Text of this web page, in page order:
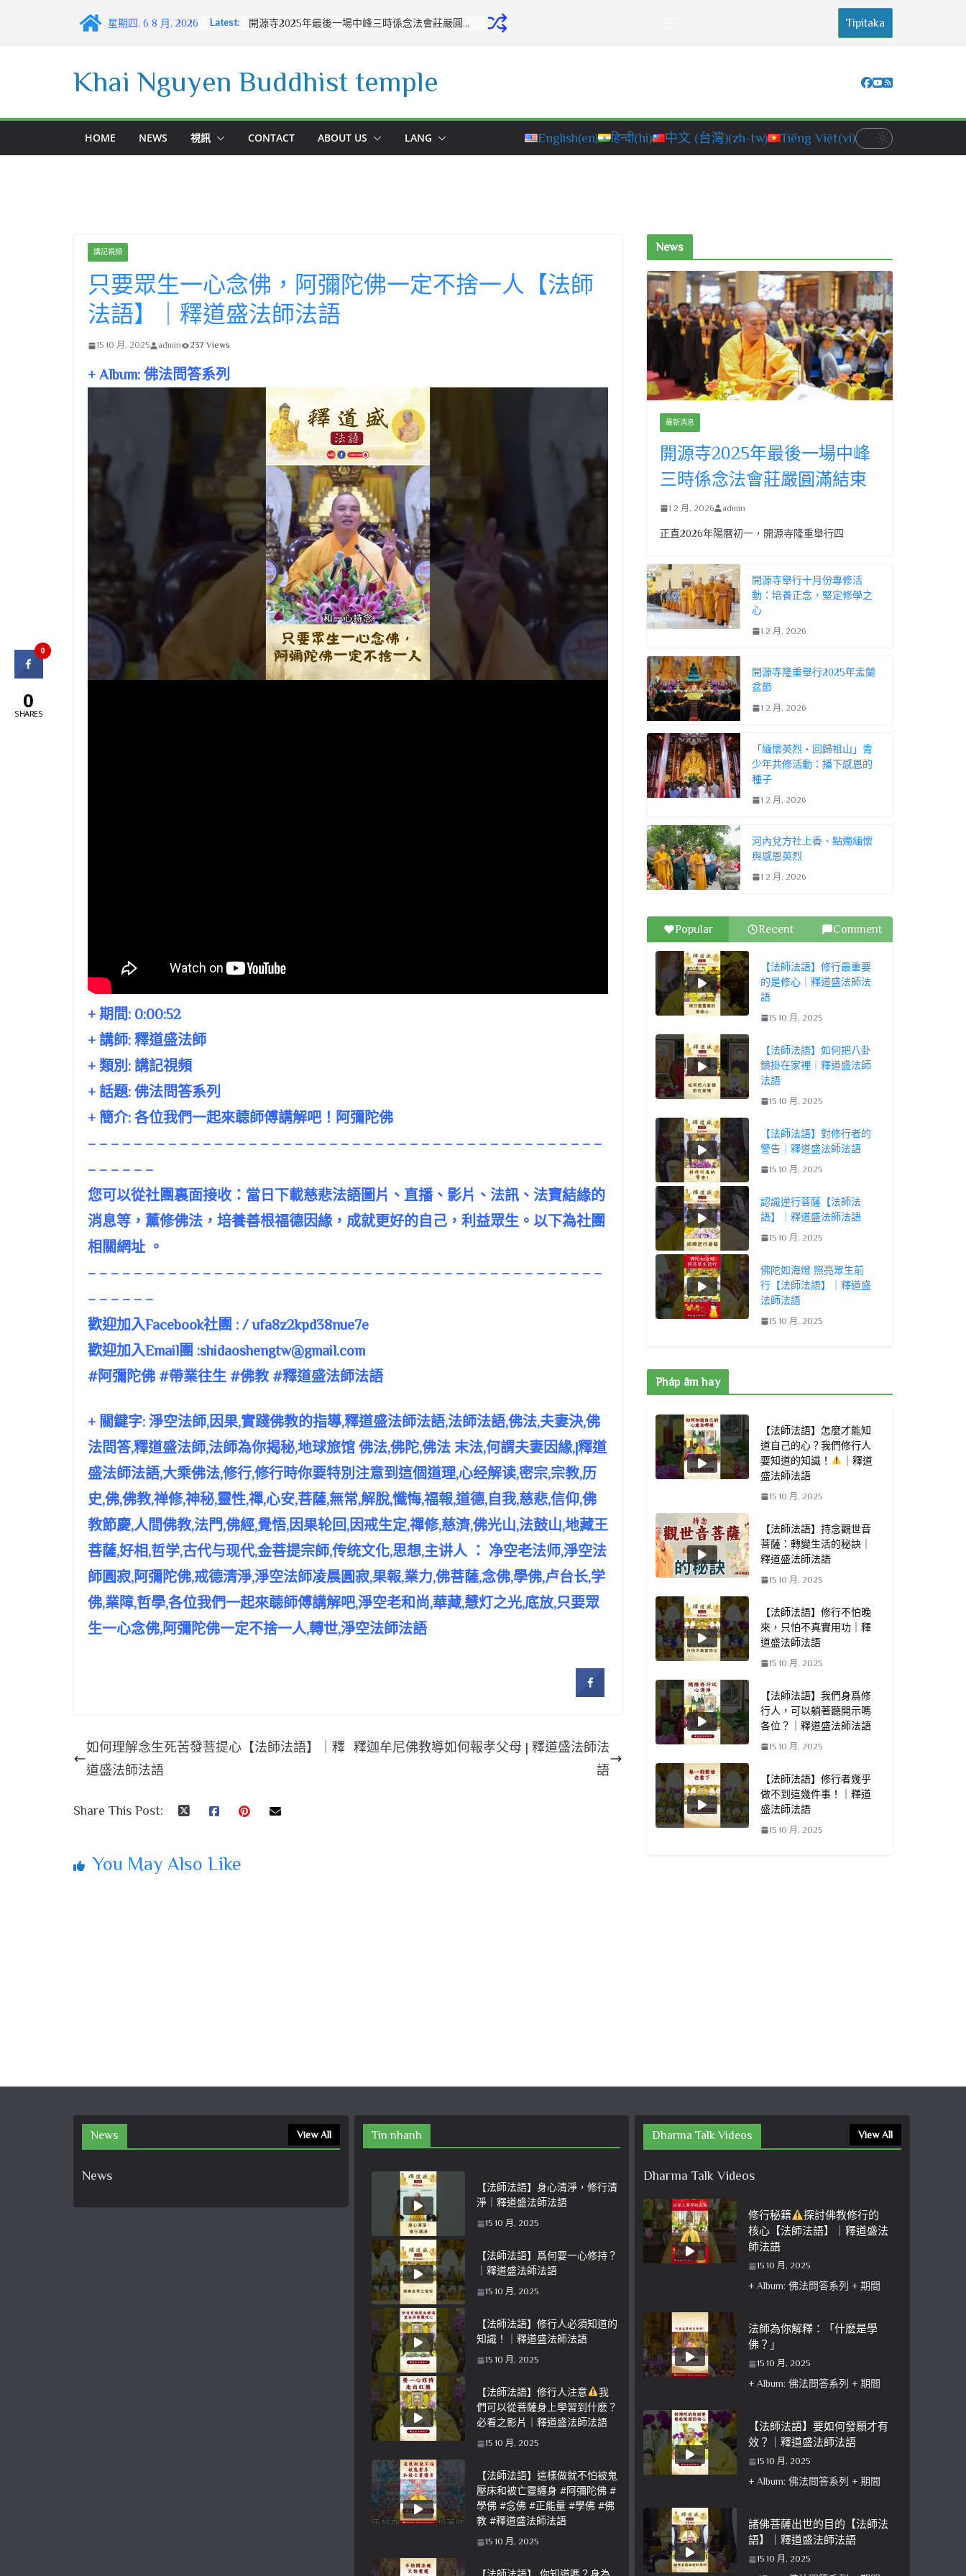
星期四, 6 8 月, 2026 Latest: Tipitaka
Khai Nguyen Buddhist temple
HOME NEWS 視訊 CONTACT ABOUT US LANG English(en) हिन्दी(hi) 中文 (台灣)(zh-tw) Tiếng Việt(vi)
講記視頻
只要眾生一心念佛，阿彌陀佛一定不捨一人【法師
法語】｜釋道盛法師法語
15 10 月, 2025 admin 237 Views
+ Album: 佛法問答系列
+ 期間: 0:00:52
+ 講師: 釋道盛法師
+ 類別: 講記視頻
+ 話題: 佛法問答系列
+ 簡介: 各位我們一起來聼師傅講解吧！阿彌陀佛
– – – – – – – – – – – – – – – – – – – – – – – – – – – – – – – – – – – – – – – – – – – – –
– – – – – –
您可以從社團裏面接收：當日下載慈悲法語圖片、直播、影片、法訊、法寶結緣的
消息等，薰修佛法，培養善根福德因緣，成就更好的自己，利益眾生。以下為社團
相關網址 。
– – – – – – – – – – – – – – – – – – – – – – – – – – – – – – – – – – – – – – – – – – – – –
– – – – – –
歡迎加入Facebook社團 : / ufa8z2kpd38nue7e
歡迎加入Email團 :shidaoshengtw@gmail.com
#阿彌陀佛 #帶業往生 #佛教 #釋道盛法師法語
+ 關鍵字: 淨空法師,因果,實踐佛教的指導,釋道盛法師法語,法師法語,佛法,夫妻決,佛
法問答,釋道盛法師,法師為你揭秘,地球旅馆 佛法,佛陀,佛法 末法,何謂夫妻因緣,|釋道
盛法師法語,大乘佛法,修行,修行時你要特別注意到這個道理,心经解读,密宗,宗教,历
史,佛,佛教,禅修,神秘,靈性,禪,心安,菩薩,無常,解脫,懺悔,福報,道德,自我,慈悲,信仰,佛
教節慶,人間佛教,法門,佛經,覺悟,因果轮回,因戒生定,禪修,慈濟,佛光山,法鼓山,地藏王
菩薩,好相,哲学,古代与现代,金菩提宗師,传统文化,思想,主讲人 ： 净空老法师,淨空法
師圓寂,阿彌陀佛,戒德清淨,淨空法師凌晨圓寂,果報,業力,佛菩薩,念佛,學佛,卢台长,学
佛,業障,哲學,各位我們一起來聼師傅講解吧,淨空老和尚,華藏,慧灯之光,底放,只要眾
生一心念佛,阿彌陀佛一定不捨一人,轉世,淨空法師法語
如何理解念生死苦發菩提心【法師法語】｜釋
道盛法師法語
釋迦牟尼佛教導如何報孝父母 | 釋道盛法師法
語
Share This Post:
You May Also Like
News
最新消息
開源寺2025年最後一場中峰
三時係念法會莊嚴圓滿結束
1 2 月, 2026 admin
正直2026年陽曆初一，開源寺隆重舉行四
開源寺舉行十月份專修活
動：培養正念，堅定修學之
心
1 2 月, 2026
開源寺隆重舉行2025年盂蘭
盆節
1 2 月, 2026
「緬懷英烈・回歸祖山」青
少年共修活動：播下感恩的
種子
1 2 月, 2026
河內兌方社上香、點燭緬懷
與感恩英烈
1 2 月, 2026
Popular Recent Comment
【法師法語】修行最重要
的是修心｜釋道盛法師法
語
15 10 月, 2025
【法師法語】如何把八卦
鏡掛在家裡｜釋道盛法師
法語
15 10 月, 2025
【法師法語】對修行者的
警告｜釋道盛法師法語
15 10 月, 2025
認識逆行菩薩【法師法
語】｜釋道盛法師法語
15 10 月, 2025
佛陀如海燈 照亮眾生前
行【法師法語】｜釋道盛
法師法語
15 10 月, 2025
Pháp âm hay
【法師法語】怎麼才能知
道自己的心？我們修行人
要知道的知識！
｜釋道
盛法師法語
15 10 月, 2025
【法師法語】持念觀世音
菩薩：轉變生活的秘訣｜
釋道盛法師法語
15 10 月, 2025
【法師法語】修行不怕晚
來，只怕不真實用功｜釋
道盛法師法語
15 10 月, 2025
【法師法語】我們身爲修
行人，可以躺著聽開示嗎
各位？｜釋道盛法師法語
15 10 月, 2025
【法師法語】修行者幾乎
做不到這幾件事！｜釋道
盛法師法語
15 10 月, 2025
News View All
News
Tin nhanh
【法師法語】身心清淨，修行清
淨｜釋道盛法師法語
15 10 月, 2025
【法師法語】爲何要一心修持？
｜釋道盛法師法語
15 10 月, 2025
【法師法語】修行人必須知道的
知識！｜釋道盛法師法語
15 10 月, 2025
【法師法語】修行人注意
我
們可以從菩薩身上學習到什麽？
必看之影片｜釋道盛法師法語
15 10 月, 2025
【法師法語】這樣做就不怕被鬼
壓床和被亡靈纏身 #阿彌陀佛 #
學佛 #念佛 #正能量 #學佛 #佛
教 #釋道盛法師法語
15 10 月, 2025
Dharma Talk Videos View All
Dharma Talk Videos
修行秘籍
探討佛教修行的
核心【法師法語】｜釋道盛法
師法語
15 10 月, 2025
+ Album: 佛法問答系列 + 期間
法師為你解釋：「什麽是學
佛？」
15 10 月, 2025
+ Album: 佛法問答系列 + 期間
【法師法語】要如何發願才有
效？｜釋道盛法師法語
15 10 月, 2025
+ Album: 佛法問答系列 + 期間
諸佛菩薩出世的目的【法師法
語】｜釋道盛法師法語
15 10 月, 2025
0
0
SHARES